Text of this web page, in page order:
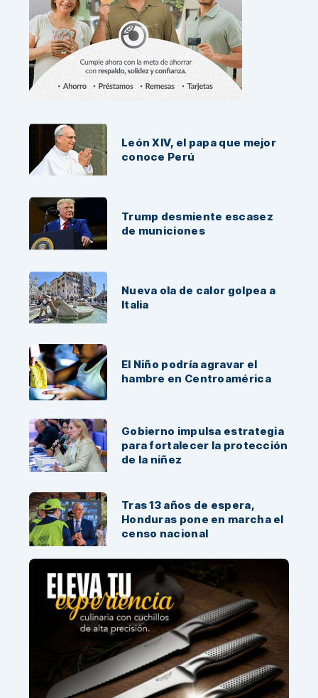
León XIV, el papa que mejor
conoce Perú
Trump desmiente escasez
de municiones
Nueva ola de calor golpea a
Italia
El Niño podría agravar el
hambre en Centroamérica
Gobierno impulsa estrategia
para fortalecer la protección
de la niñez
Tras 13 años de espera,
Honduras pone en marcha el
censo nacional